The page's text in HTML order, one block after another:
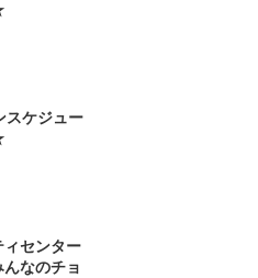
ケジュー
ィセンター
なのチョ